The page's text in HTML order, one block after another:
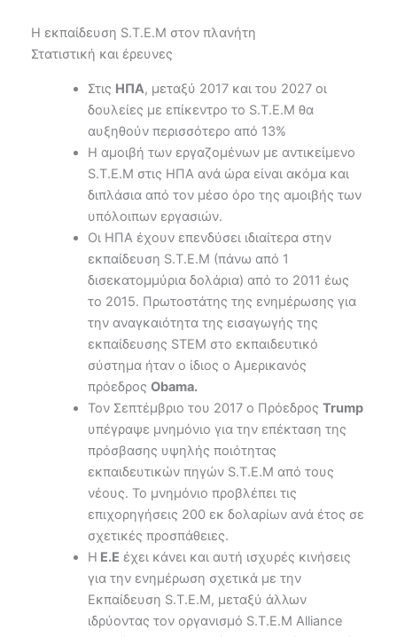
Η εκπαίδευση S.T.E.M στον πλανήτη
Στατιστική και έρευνες
Στις ΗΠΑ, μεταξύ 2017 και του 2027 οι
δουλείες με επίκεντρο το S.T.E.M θα
αυξηθούν περισσότερο από 13%
Η αμοιβή των εργαζομένων με αντικείμενο
S.T.E.M στις ΗΠΑ ανά ώρα είναι ακόμα και
διπλάσια από τον μέσο όρο της αμοιβής των
υπόλοιπων εργασιών.
Οι ΗΠΑ έχουν επενδύσει ιδιαίτερα στην
εκπαίδευση S.T.E.M (πάνω από 1
δισεκατομμύρια δολάρια) από το 2011 έως
το 2015. Πρωτοστάτης της ενημέρωσης για
την αναγκαιότητα της εισαγωγής της
εκπαίδευσης STEM στο εκπαιδευτικό
σύστημα ήταν ο ίδιος ο Αμερικανός
πρόεδρος Obama.
Τον Σεπτέμβριο του 2017 ο Πρόεδρος Trump
υπέγραψε μνημόνιο για την επέκταση της
πρόσβασης υψηλής ποιότητας
εκπαιδευτικών πηγών S.T.E.M από τους
νέους. Το μνημόνιο προβλέπει τις
επιχορηγήσεις 200 εκ δολαρίων ανά έτος σε
σχετικές προσπάθειες.
H E.E έχει κάνει και αυτή ισχυρές κινήσεις
για την ενημέρωση σχετικά με την
Εκπαίδευση S.T.E.M, μεταξύ άλλων
ιδρύοντας τον οργανισμό S.T.E.M Alliance